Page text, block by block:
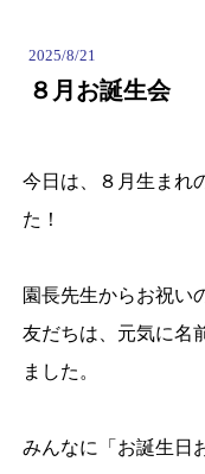
2025/8/21
８月お誕生会
今日は、８月生まれ
た！
園長先生からお祝い
友だちは、元気に名
ました。
みんなに「お誕生日